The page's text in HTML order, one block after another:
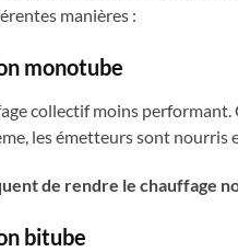
manières :
monotube
collectif moins
les émetteurs sont
de rendre le chauffage
bitube